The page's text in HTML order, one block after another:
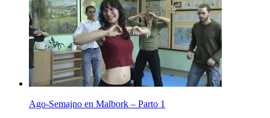
Ago-Semajno en Malbork – Parto 1